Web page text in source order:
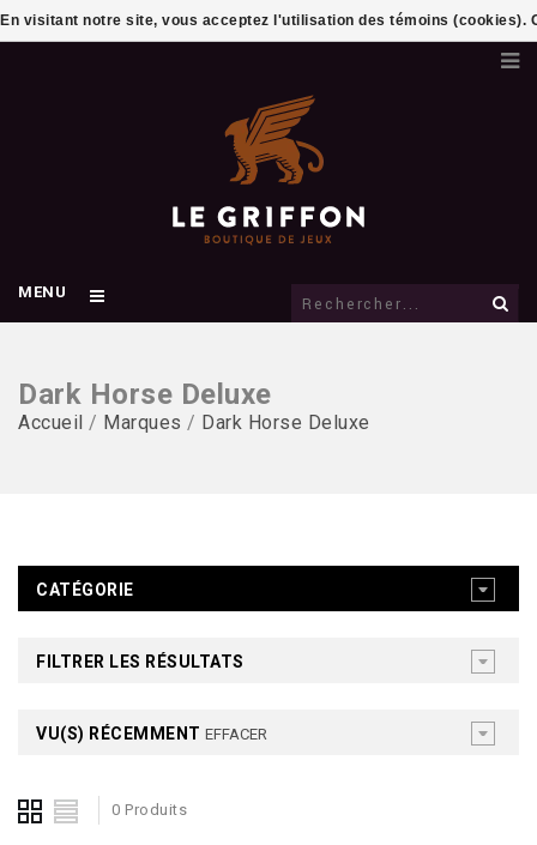
MENU
Dark Horse Deluxe
Accueil / Marques / Dark Horse Deluxe
CATÉGORIE
FILTRER LES RÉSULTATS
VU(S) RÉCEMMENT EFFACER
0 Produits
En visitant notre site, vous acceptez l'utilisation des témoins